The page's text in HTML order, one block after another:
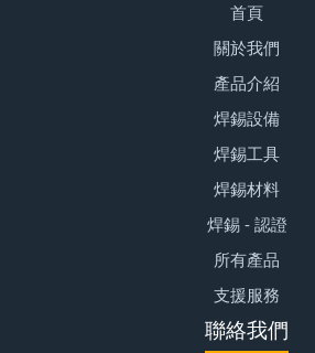
首頁
關於我們
產品介紹
焊錫設備
焊錫工具
焊錫材料
焊錫 - 認證
所有產品
支援服務
聯絡我們